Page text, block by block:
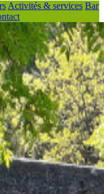
Activités & services Bar